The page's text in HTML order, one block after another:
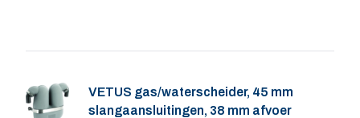
VETUS gas/waterscheider, 45 mm
slangaansluitingen, 38 mm afvoer